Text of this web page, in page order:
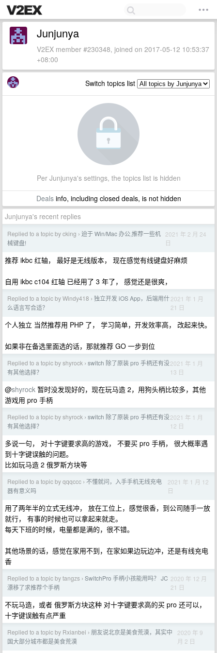
Junjunya
V2EX member #230348, joined on 2017-05-12 10:53:37
+08:00
Switch topics list
Per Junjunya's settings, the topics list is hidden
Dealsinfo, including closed deals, is not hidden
Junjunya's recent replies
Replied to a topic by cking › 迫于 Win/Mac 办公,推荐一些机
械键盘!
2021 年 2 月 24
日
推荐 ikbc 红轴， 最好是无线版本， 现在感觉有线键盘好麻烦
自用 ikbc c104 红轴 已经用了 3 年了， 感觉还是很爽，
Replied to a topic by Windy418 › 独立开发 iOS App，后端用什
么语言写合适？
2021 年 1 月
21 日
个人独立 当然推荐用 PHP 了， 学习简单，开发效率高， 改起来快。
如果非在备选里面选的话，那就推荐 GO 一步到位
Replied to a topic by shyrock › switch 除了原装 pro 手柄还有没
有其他选择？
2021 年 1 月
13 日
@shyrock 暂时没发现好的，现在玩马造 2，用狗头柄比较多，其他
游戏用 pro 手柄
Replied to a topic by shyrock › switch 除了原装 pro 手柄还有没
有其他选择？
2021 年 1 月
12 日
多说一句， 对十字键要求高的游戏， 不要买 pro 手柄， 很大概率遇
到十字键误触的问题。
比如玩马造 2 俄罗斯方块等
Replied to a topic by qqqccc › 不懂就问，入手手机无线充电
器有意义吗
2021 年 1 月 12
日
用了两年半的立式无线冲， 放在工位上，感觉很香，到公司随手一放
就行， 有事的时候也可以拿起来就走。
每天下班的时候，电量都是满的，很不错。
其他场景的话，感觉在家用不到，在家如果边玩边冲，还是有线充电
香
Replied to a topic by tangzs › SwitchPro 手柄小孩能用吗？ JC
漂移了求推荐个手柄
2020 年 12 月
21 日
不玩马造，或者 俄罗斯方块这种 对十字键要求高的买 pro 还可以，
十字键误触有点严重
Replied to a topic by Rxianbei › 朋友说北京是美食荒漠，其实中
国大部分城市都是美食荒漠
2020 年 9
月 2 日